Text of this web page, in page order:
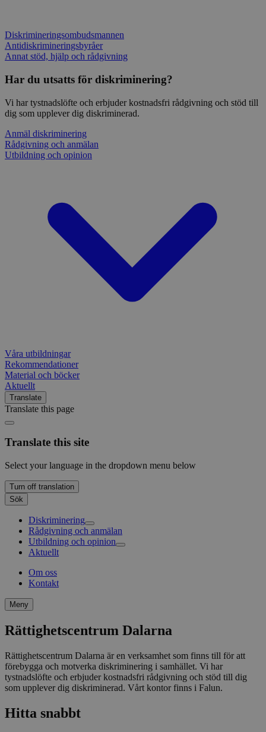
Diskrimineringsombudsmannen
Antidiskrimineringsbyråer
Annat stöd, hjälp och rådgivning
Har du utsatts för diskriminering?
Vi har tystnadslöfte och erbjuder kostnadsfri rådgivning och stöd till
dig som upplever dig diskriminerad.
Anmäl diskriminering
Rådgivning och anmälan
Utbildning och opinion
Våra utbildningar
Rekommendationer
Material och böcker
Aktuellt
Translate
Translate this page
Translate this site
Select your language in the dropdown menu below
Turn off translation
Sök
Diskriminering
Diskrimineringsombudsmannen
Antidiskrimineringsbyråer
Annat stöd, hjälp och rådgivning
Rådgivning och anmälan
Utbildning och opinion
Våra utbildningar
Material och böcker
Aktuellt
Om oss
Kontakt
Meny
Rättighetscentrum Dalarna
Rättighetscentrum Dalarna är en verksamhet som finns till för att
förebygga och motverka diskriminering i samhället. Vi har
tystnadslöfte och erbjuder kostnadsfri rådgivning och stöd till dig
som upplever dig diskriminerad. Vårt kontor finns i Falun.
Hitta snabbt